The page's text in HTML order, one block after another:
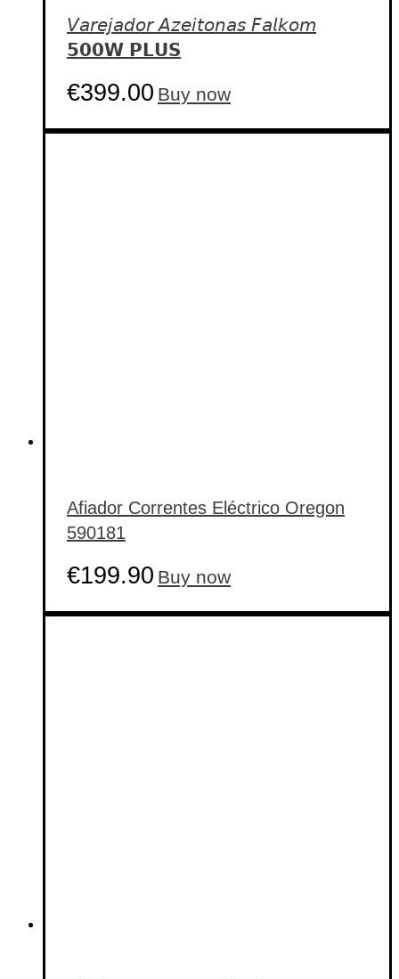
𝘝𝘢𝘳𝘦𝘫𝘢𝘥𝘰𝘳 𝘈𝘻𝘦𝘪𝘵𝘰𝘯𝘢𝘴 𝘍𝘢𝘭𝘬𝘰𝘮
𝟱𝟬𝟬𝗪 𝗣𝗟𝗨𝗦
€399.00 Buy now
Afiador Correntes Eléctrico Oregon
590181
€199.90 Buy now